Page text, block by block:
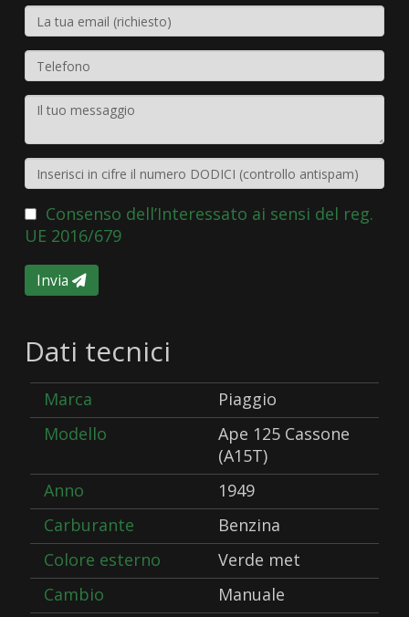
Consenso dell’Interessato ai sensi del reg.
UE 2016/679
Invia
Dati tecnici
Marca
Piaggio
Modello
Ape 125 Cassone
(A15T)
Anno
1949
Carburante
Benzina
Colore esterno
Verde met
Cambio
Manuale